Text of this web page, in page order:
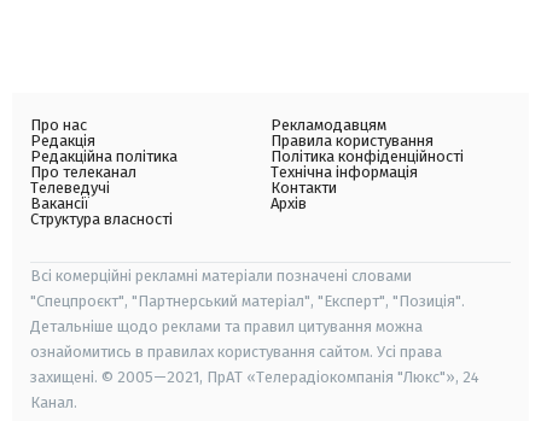
Про нас
Редакція
Редакційна політика
Про телеканал
Телеведучі
Вакансії
Структура власності
Рекламодавцям
Правила користування
Політика конфіденційності
Технічна інформація
Контакти
Архів
Всі комерційні рекламні матеріали позначені словами
"Спецпроєкт", "Партнерський матеріал", "Експерт", "Позиція".
Детальніше щодо реклами та правил цитування можна
ознайомитись в правилах користування сайтом. Усі права
захищені. © 2005—2021, ПрАТ «Телерадіокомпанія "Люкс"», 24
Канал.